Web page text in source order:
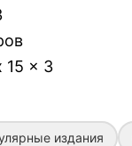
15 x 3
издания